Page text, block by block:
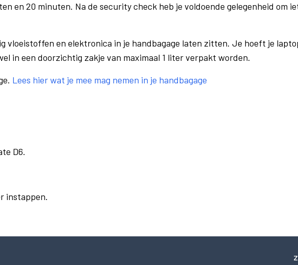
en 20 minuten. Na de security check heb je voldoende gelegenheid om
vloeistoffen en elektronica in je handbagage laten zitten. Je hoeft je
in een doorzichtig zakje van maximaal 1 liter verpakt worden.
Lees hier wat je mee mag nemen in je handbagage
D6.
instappen.